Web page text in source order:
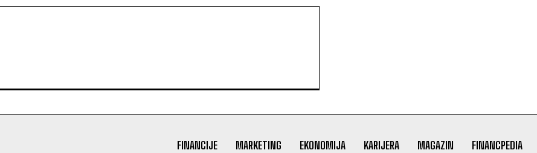
FINANCIJE MARKETING EKONOMIJA KARIJERA MAGAZIN FINANCPEDIA